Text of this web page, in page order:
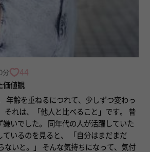
分 44
価値観
年齢を重ねるにつれて、少しずつ変わっ
それは、「他人と比べること」です。 昔
嫌いでした。 同年代の人が活躍していた
ているのを見ると、 「自分はまだまだ
ないと。」 そんな気持ちになって、気付